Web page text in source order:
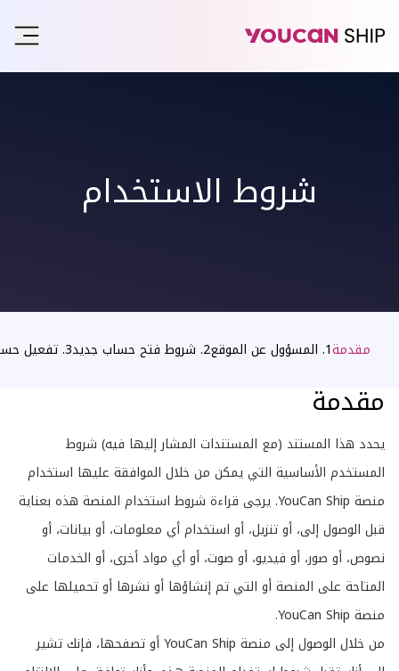
شروط الاستخدام
مقدمة1. المسؤول عن الموقع 2. شروط فتح حساب جديد 3. تفعيل حساب YouCan Ship
مقدمة
يحدد هذا المستند (مع المستندات المشار إليها فيه) شروط
المستخدم الأساسية التي يمكن من خلال الموافقة عليها استخدام
منصة YouCan Ship. يرجى قراءة شروط استخدام المنصة هذه بعناية
قبل الوصول إلى، أو تنزيل، أو استخدام أي معلومات، أو بيانات، أو
نصوص، أو صور، أو فيديو، أو صوت، أو أي مواد أخرى، أو الخدمات
المتاحة على المنصة أو التي تم إنشاؤها أو نشرها أو تحميلها على
منصة YouCan Ship.
من خلال الوصول إلى منصة YouCan Ship أو تصفحها، فإنك تشير